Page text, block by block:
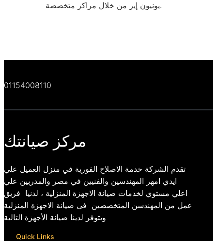
يونيون إير من خلال مراكز متخصصة.
01154008110
مركز صيانتك
تقدم الشركة خدمة الاصلاح الفورية في منزل العميل علي
ايدي امهر المهندسين والفنيين في مصر والمدربين علي
اعلي مستوي لخدمات صيانة الاجهزة المنزلية ، لدنيا فريق
عمل من المهندسن المتخصصين فى صيانة الاجهزة المنزلية
ويتوفر لدينا صيانة الأجهزة التالية
Quick Links